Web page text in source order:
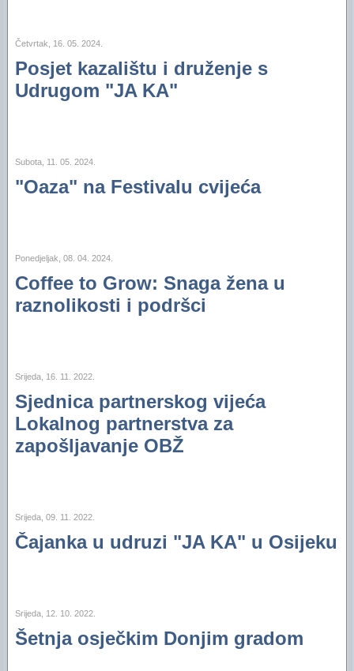
Izvještaj za 2005. godinu
Četvrtak, 16. 05. 2024.
Posjet kazalištu i druženje s
Udrugom "JA KA"
Subota, 11. 05. 2024.
"Oaza" na Festivalu cvijeća
Ponedjeljak, 08. 04. 2024.
Coffee to Grow: Snaga žena u
raznolikosti i podršci
Srijeda, 16. 11. 2022.
Sjednica partnerskog vijeća
Lokalnog partnerstva za
zapošljavanje OBŽ
Srijeda, 09. 11. 2022.
Čajanka u udruzi "JA KA" u Osijeku
Srijeda, 12. 10. 2022.
Šetnja osječkim Donjim gradom